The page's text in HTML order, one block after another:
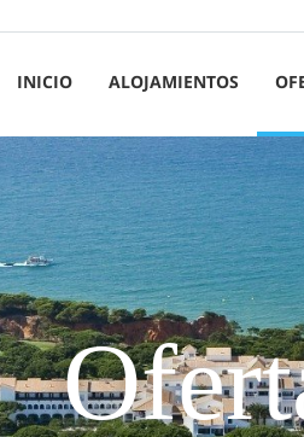
INICIO ALOJAMIENTOS